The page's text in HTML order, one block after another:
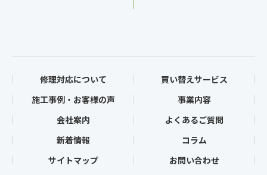
修理対応について
買い替えサービス
施工事例・お客様の声
事業内容
会社案内
よくあるご質問
新着情報
コラム
サイトマップ
お問い合わせ